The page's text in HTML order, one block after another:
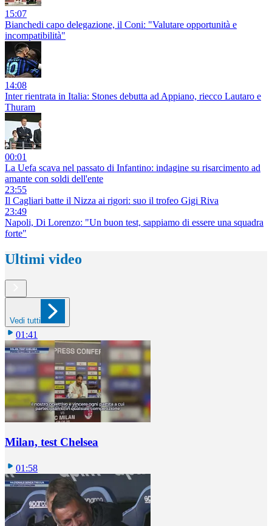
15:07
Bianchedi capo delegazione, il Coni: "Valutare opportunità e
incompatibilità"
14:08
Inter rientrata in Italia: Stones debutta ad Appiano, riecco Lautaro e
Thuram
00:01
La Uefa scava nel passato di Infantino: indagine su risarcimento ad
amante con soldi dell'ente
23:55
Il Cagliari batte il Nizza ai rigori: suo il trofeo Gigi Riva
23:49
Napoli, Di Lorenzo: "Un buon test, sappiamo di essere una squadra
forte"
Ultimi video
Vedi tutti
01:41
Milan, test Chelsea
01:58